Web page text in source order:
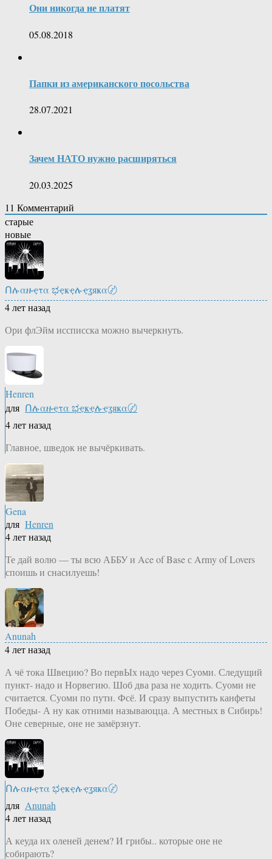
Они никогда не платят
05.08.2018
Папки из американского посольства
28.07.2021
Зачем НАТО нужно расширяться
20.03.2025
11 Комментарий
старые
новые
Ոሉαዙҿτα ಭҿҝҿሉҿʓяҝα〄
4 лет назад
Ори флЭйм иссписска можно вычеркнуть.
Henren
для Ոሉαዙҿτα ಭҿҝҿሉҿʓяҝα〄
4 лет назад
Главное, шведок не вычёркивать.
Gena
для Henren
4 лет назад
Те дай волю — ты всю АББУ и Ace of Base с Army of Lovers
споишь и снасилуешь!
Anunah
4 лет назад
А чё тока Швецию? Во первЫх надо через Суоми. Следущий
пункт- надо и Норвегию. Шоб два раза не ходить. Суоми не
считается. Суоми по пути. Фсё. И сразу выпустить канфеты
Победы- А ну как отними называюцца. А местных в Сибирь!
Оне северные, оне не замёрзнут.
Ոሉαዙҿτα ಭҿҝҿሉҿʓяҝα〄
для Anunah
4 лет назад
А кеуда их оленей денем? И грибы.. которые оне не
собирають?